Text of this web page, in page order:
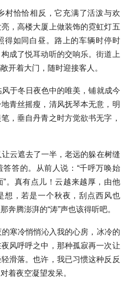
村恰恰相反，它充满了活泼与欢
，高楼大厦上做装饰的霓虹灯五
得如同白昼。路上的车辆时停时
成了悦耳动听的交响乐。街道上
开着大门，随时迎接客人。
于冬日夜色中的唯美，铺就成今
青丝摇瘦，清风抚琴本无意，明
，垂自丹青之时方觉欲书无字，
云遮去了一半，老远的躲在树缝
答的。从前人说：“千呼万唤始
。真有点儿！云越来越厚，由他
想，若是一个秋夜，刮点西风也
奔腾澎湃的“涛”声也该得听吧。
寒冷悄悄沁入我的心房，冰冷的
风呼呼之中，那种孤寂再一次让
滑落。也许，我已习惯这种反反
着夜空凝望发呆。